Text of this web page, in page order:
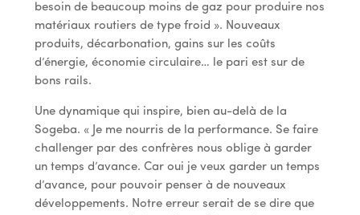
besoin de beaucoup moins de gaz pour produire nos
matériaux routiers de type froid ». Nouveaux
produits, décarbonation, gains sur les coûts
d’énergie, économie circulaire… le pari est sur de
bons rails.
Une dynamique qui inspire, bien au-delà de la
Sogeba. « Je me nourris de la performance. Se faire
challenger par des confrères nous oblige à garder
un temps d’avance. Car oui je veux garder un temps
d’avance, pour pouvoir penser à de nouveaux
développements. Notre erreur serait de se dire que